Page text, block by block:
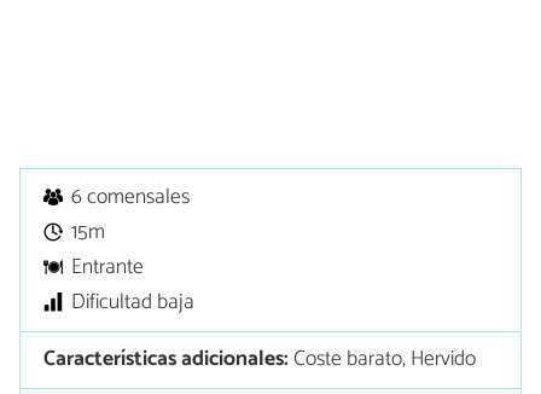
6 comensales
15m
Entrante
Dificultad baja
Características adicionales:Coste barato, Hervido